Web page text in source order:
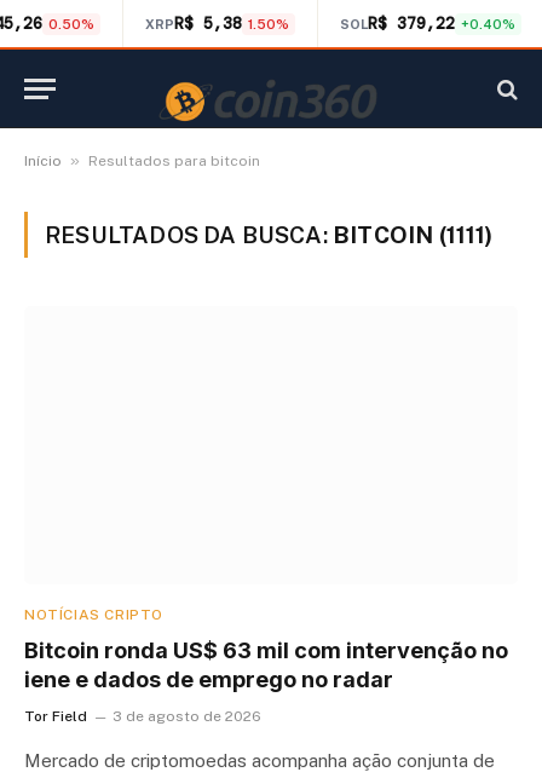
0.50% XRPR$ 5,38 1.50% SOLR$ 379,22 +0.40%
Início » Resultados para bitcoin
RESULTADOS DA BUSCA: BITCOIN (1111)
NOTÍCIAS CRIPTO
Bitcoin ronda US$ 63 mil com intervenção no
iene e dados de emprego no radar
Tor Field 3 de agosto de 2026
Mercado de criptomoedas acompanha ação conjunta de